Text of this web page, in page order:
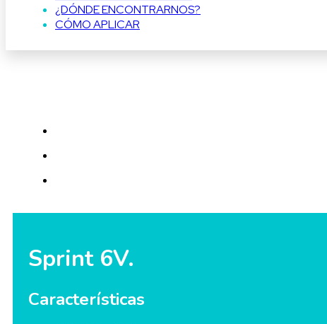
¿DÓNDE ENCONTRARNOS?
CÓMO APLICAR
Sprint 6V.
Características